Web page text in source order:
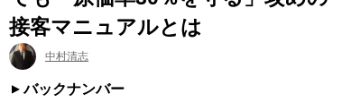
接客マニュアルとは
中村清志
バックナンバー